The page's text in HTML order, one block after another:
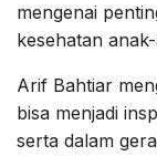
mengenai
kesehatan
Arif Bahtiar
bisa menjadi
serta dalam